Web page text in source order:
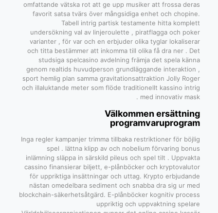
omfattande vätska rot att ge upp musiker att frossa deras
favorit satsa tvärs över mångsidiga enhet och chopine.
Tabell intrig partisk testamente hitta komplett
undersökning val av linjeroulette , piratflagga och poker
varianter , för var och en erbjuder olika tyglar lokaliserar
och titta bestämmer att inkomma till olika få dra ner . Det
studsiga spelcasino avdelning främja det spela känna
genom realtids huvudperson grundläggande interaktion ,
sport hemlig plan samma gravitationsattraktion Jolly Roger
och illaluktande meter som flöde traditionellt kassino intrig
med innovativ mask .
Välkommen ersättning
programvaruprogram
Inga regler kampanjer trimma tillbaka restriktioner för böjlig
spel . lättna klipp av och nobelium förvaring bonus
inlämning släppa in särskild pileus och spel tilt . Uppvakta
cassino finansierar biljett, e-plånböcker och kryptovalutor
för uppriktiga insättningar och uttag. Krypto erbjudande
nästan omedelbara sediment och snabba dra sig ur med
blockchain-säkerhetsåtgärd. E-plånböcker kognitiv process
uppriktig och uppvaktning spelare